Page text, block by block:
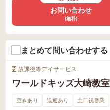
お問い合わせ
(無料)
まとめて問い合わせする
放課後等デイサービス
ワールドキッズ大崎教室
空きあり 送迎あり 土日祝営業